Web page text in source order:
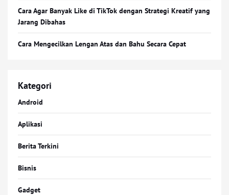
Cara Agar Banyak Like di TikTok dengan Strategi Kreatif yang
Jarang Dibahas
Cara Mengecilkan Lengan Atas dan Bahu Secara Cepat
Kategori
Android
Aplikasi
Berita Terkini
Bisnis
Gadget